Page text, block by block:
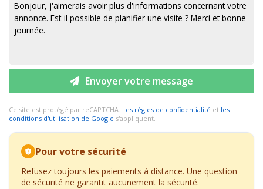
Envoyer votre message
Ce site est protégé par reCAPTCHA. Les règles de confidentialité et les
conditions d'utilisation de Google s'appliquent.
Pour votre sécurité
Refusez toujours les paiements à distance. Une question
de sécurité ne garantit aucunement la sécurité.